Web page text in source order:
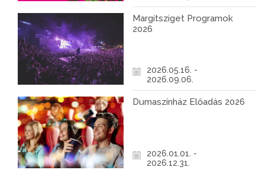
Margitsziget Programok
2026
2026.05.16. -
2026.09.06.
Dumaszínház Előadás 2026
2026.01.01. -
2026.12.31.